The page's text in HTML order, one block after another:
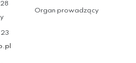
Organ prowadzący